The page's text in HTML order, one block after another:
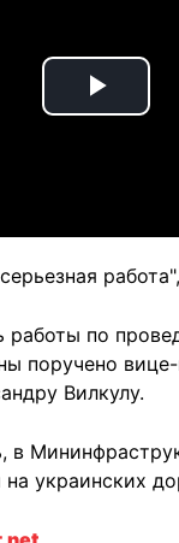
Play
работы по
поручено
Вилкулу.
в
украинских